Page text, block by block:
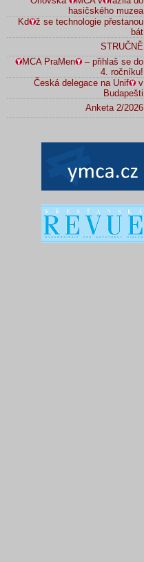
hasičského muzea
Kd
ž se technologie přestanou
bát
STRUČNĚ
MCA PraMen
– přihlaš se do
4. ročníku!
Česká delegace na Unif
v
Budapešti
Anketa 2/2026